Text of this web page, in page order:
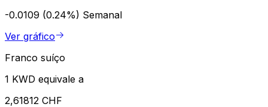
-0.0109 (0.24%) Semanal
Ver gráfico
Franco suíço
1 KWD equivale a
2,61812 CHF